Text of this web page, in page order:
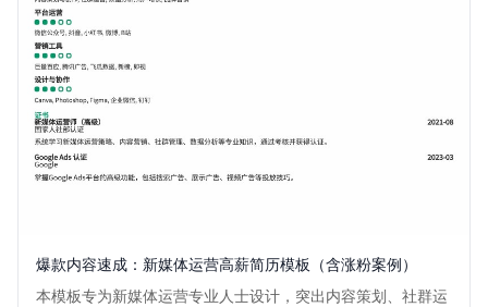
爆款内容速成：新媒体运营高薪简历模板（含涨粉案例）
本模板专为新媒体运营专业人士设计，突出内容策划、社群运